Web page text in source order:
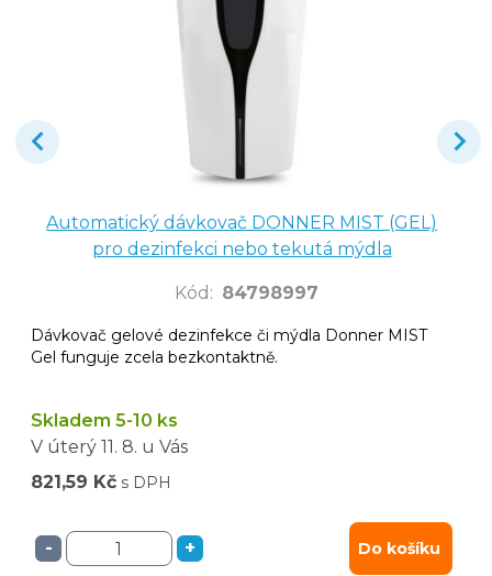
Automatický dávkovač DONNER MIST (GEL)
pro dezinfekci nebo tekutá mýdla
Kód : 84798997
Dávkovač gelové dezinfekce či mýdla Donner MIST
Gel funguje zcela bezkontaktně.
Skladem 5-10 ks
V úterý 11. 8. u Vás
821,59 Kč s DPH
- + Do košíku